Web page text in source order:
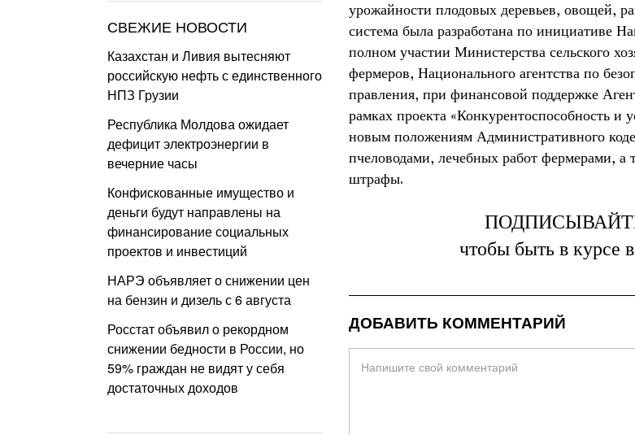
урожайности плодовых деревьев, овощей,
система была разработана по инициативе
полном участии Министерства сельского
фермеров, Национального агентства по
правления, при финансовой поддержке
рамках проекта «Конкурентоспособность и
новым положениям Административного
пчеловодами, лечебных работ фермерами,
штрафы.
чтобы быть в курсе
ДОБАВИТЬ КОММЕНТАРИЙ
СВЕЖИЕ НОВОСТИ
Казахстан и Ливия вытесняют
российскую нефть с единственного
НПЗ Грузии
Республика Молдова ожидает
дефицит электроэнергии в
вечерние часы
Конфискованные имущество и
деньги будут направлены на
финансирование социальных
проектов и инвестиций
НАРЭ объявляет о снижении цен
на бензин и дизель с 6 августа
Росстат объявил о рекордном
снижении бедности в России, но
59% граждан не видят у себя
достаточных доходов